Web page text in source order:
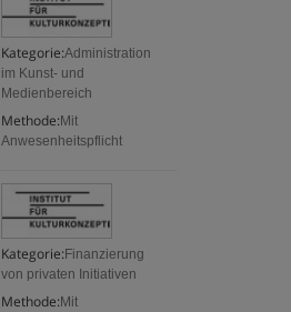
Kategorie:Administration
im Kunst- und
Medienbereich
Methode: Mit
Anwesenheitspflicht
Kategorie: Finanzierung
von privaten Initiativen
Methode: Mit